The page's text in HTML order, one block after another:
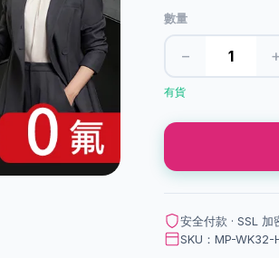
數量
− +
有貨
安全付款 · SSL 加
SKU：MP-WK32-